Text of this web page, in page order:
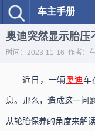
车主手册
奥迪突然显示胎压
时间：2023-11-16 作者：
近日，一辆奥迪车
息。那么，造成这一问
从轮胎保养的角度来解